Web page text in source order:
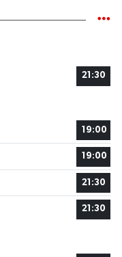
21:30
19:00
19:00
21:30
21:30